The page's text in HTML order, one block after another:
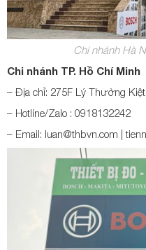
Chi nhánh Hà
Chi nhánh TP. Hồ Chí Minh
– Địa chỉ: 275F Lý Thường
– Hotline/Zalo : 0918132242
– Email: luan@thbvn.com |